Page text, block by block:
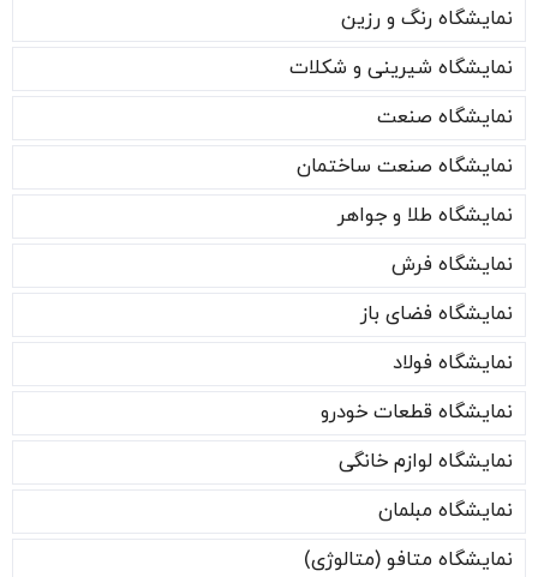
نمایشگاه رنگ و رزین
نمایشگاه شیرینی و شکلات
نمایشگاه صنعت
نمایشگاه صنعت ساختمان
نمایشگاه طلا و جواهر
نمایشگاه فرش
نمایشگاه فضای باز
نمایشگاه فولاد
نمایشگاه قطعات خودرو
نمایشگاه لوازم خانگی
نمایشگاه مبلمان
نمایشگاه متافو (متالوژی)